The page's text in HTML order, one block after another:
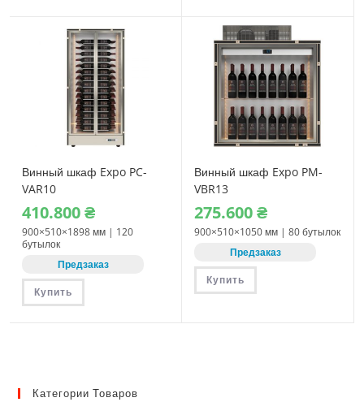
Винный шкаф Expo PC-
VAR10
410.800₴
900×510×1898 мм | 120
бутылок
Предзаказ
Купить
Винный шкаф Expo PM-
VBR13
275.600₴
900×510×1050 мм | 80 бутылок
Предзаказ
Купить
Категории Товаров